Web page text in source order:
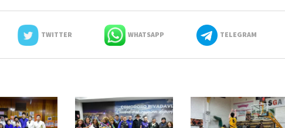
TWITTER WHATSAPP TELEGRAM